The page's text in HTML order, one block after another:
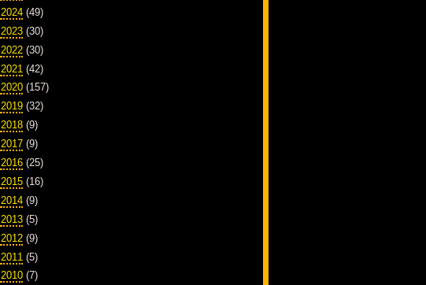
2024 (49)
2023 (30)
2022 (30)
2021 (42)
2020 (157)
2019 (32)
2018 (9)
2017 (9)
2016 (25)
2015 (16)
2014 (9)
2013 (5)
2012 (9)
2011 (5)
2010 (7)